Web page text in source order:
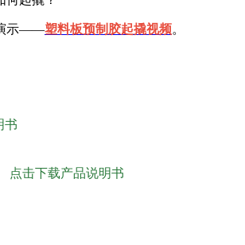
示——塑料板预制胶起撬视频。
书
点击下载产品说明书